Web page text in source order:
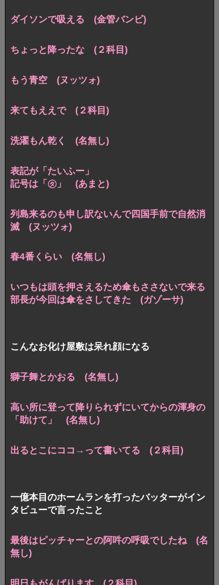
ダイソンで吸える (金管バンビ)
ちょっと降ったな (２科目)
もう青空 (ヌッツォ)
来てもええで (２科目)
洗濯もん乾く (名無し)
表記が「たいふー」
記号は「㋟」 (あまと)
列島来るのも申し訳ないんで四国手前で自然消
滅 (ヌッツォ)
春4番くらい (名無し)
いつもは頭を押さえるため傘もささないで来る
部長が今回は傘をさしてきた (ガゾーサ)
こんなお化け屋敷は呆れ顔になる
獅子舞とかおる (名無し)
高い所に登って降りられずにいてからの渾身の
「助けて」 (名無し)
出るとこにココ→って書いてる (２科目)
一億本目のホームランを打ったバッターがイン
タビューで言ったこと
最後はピッチャーとの阿吽の呼吸でしたね (名
無し)